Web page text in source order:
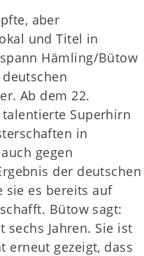
aber
und Titel in
Hämling/Bütow
Ab dem 22.
Superhirn
in
gegen
der deutschen
sie es bereits auf
Bütow sagt:
sechs Jahren. Sie ist
erneut gezeigt, dass